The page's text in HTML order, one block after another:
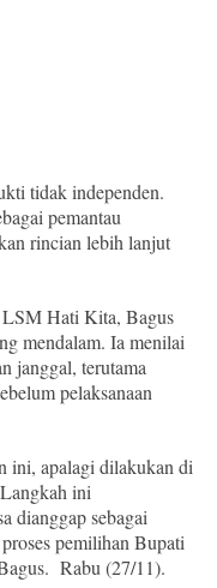
tidak independen.
pemantau
rincian lebih lanjut
LSM Hati Kita, Bagus
mendalam. Ia menilai
janggal, terutama
pelaksanaan
ini, apalagi dilakukan di
ini
dianggap sebagai
pemilihan Bupati
Rabu (27/11).